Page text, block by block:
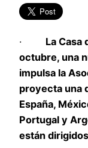
· La Casa
octubre, una
impulsa la
proyecta una
España,
Portugal y
están